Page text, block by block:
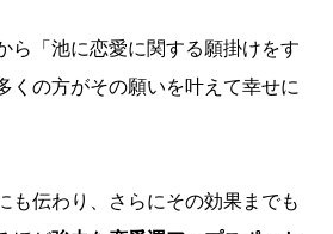
ら「池に恋愛に関する願掛けをす
くの方がその願いを叶えて幸せに
も伝わり、さらにその効果までも